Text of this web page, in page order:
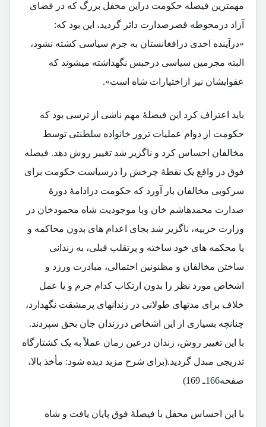
مهمترین فیصله حکومت دراین محفل بزرگ که در فضای
آزاد درمحوطه قصرصدارت دائر گردید، این بود که:
«درآینده احدی درافغانستان به جرم سیاسی کشته نشود،
البته مجرمین سیاسی درحبس نگهداشته میشوند که
عفوایشان نیز ازاختیارات شاه است».
باید اعتراف کرد این فیصلۀ مهم ناشی از ترسی بود که
حکومت از دوام عملیات ترور خانواده سلطنتی توسط
مخالفان احساس کرد و ناگزیر شد تغییر روش دهد. فیصله
فوق در واقع یک نقطۀ چرخش را درسیاست حکومت برای
سرکوبی مخالفان بار آورد که حکومت درادامۀ دورۀ
صدارت محمدهاشم خان وبا موجودیت شاه محمودخان در
وزارت حربیه، ناگزیر شد بجای اعدام های بدون محاکمه و
یا محکمه های خود ساخته و پرتقلب قبلی، به زندانی
ساختن مخالفان و مظنونین احتمالی، مبادرت ورزد و
اشخاص مورد نظر را بدون ارتکاب کدام جرم و یا عمل
خلاف برای مدتهای طولانی در زندانهای پرمشقت نگهدارد،
چنانچه بسیاری از این اشخاص درزندان جان بحق سپردند.
با این تغییر روش، زندان درعین زمان عملاً به یک کشتارگاه
تدریجی مبدل گردید.(برای شرح مزید دیده شود: مأخذ بالا،
صفحه166ـ 169)
با این احساس محفل با فیصلۀ فوق پایان یافت و شاه